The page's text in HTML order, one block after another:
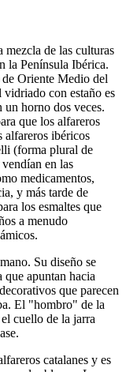
mezcla de las culturas
la Península Ibérica.
Oriente Medio del
con estaño es
un horno dos veces.
que los alfareros
alfareros ibéricos
(forma plural de
en las
medicamentos,
y más tarde de
los esmaltes que
a menudo
Su diseño se
que apuntan hacia
que parecen
El "hombro" de la
cuello de la jarra
catalanes y es